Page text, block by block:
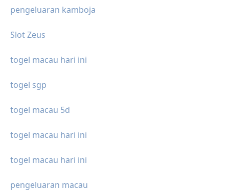
pengeluaran kamboja
Slot Zeus
togel macau hari ini
togel sgp
togel macau 5d
togel macau hari ini
togel macau hari ini
pengeluaran macau